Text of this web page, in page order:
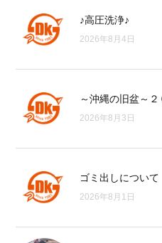
♪高圧洗浄♪
2026年8月4日
～沖縄の旧盆～２
2026年8月3日
ゴミ出しについて
2026年8月1日